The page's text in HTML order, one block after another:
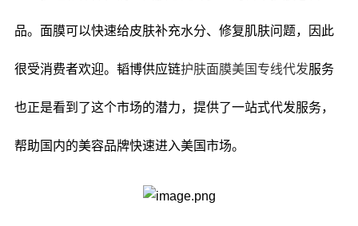
品。面膜可以快速给皮肤补充水分、修复肌肤问题，因此
很受消费者欢迎。韬博供应链护肤面膜美国专线代发服务
也正是看到了这个市场的潜力，提供了一站式代发服务，
帮助国内的美容品牌快速进入美国市场。